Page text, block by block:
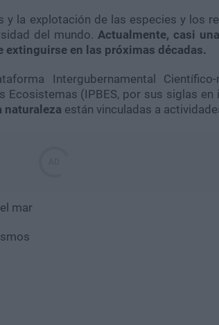
y la explotación de las especies y los
del mundo. Actualmente, casi
extinguirse en las próximas décadas.
Intergubernamental Científico-
Ecosistemas (IPBES, por sus siglas en
naturaleza están vinculadas a
mar